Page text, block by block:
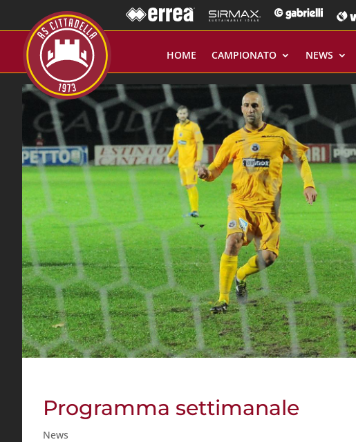
HOME CAMPIONATO NEWS
Programma settimanale
News